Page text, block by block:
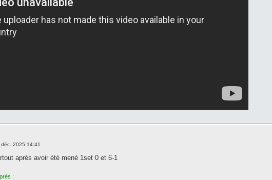
déc. 2025 14:41
après avoir été mené 1set 0 et 6-1
: